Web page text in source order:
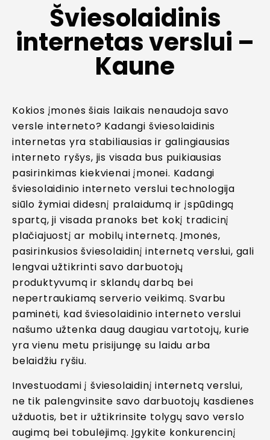
Šviesolaidinis
internetas verslui –
Kaune
Kokios įmonės šiais laikais nenaudoja savo
versle interneto? Kadangi šviesolaidinis
internetas yra stabiliausias ir galingiausias
interneto ryšys, jis visada bus puikiausias
pasirinkimas kiekvienai įmonei. Kadangi
šviesolaidinio interneto verslui technologija
siūlo žymiai didesnį pralaidumą ir įspūdingą
spartą, ji visada pranoks bet kokį tradicinį
plačiajuostį ar mobilų internetą. Įmonės,
pasirinkusios šviesolaidinį internetą verslui, gali
lengvai užtikrinti savo darbuotojų
produktyvumą ir sklandų darbą bei
nepertraukiamą serverio veikimą. Svarbu
paminėti, kad šviesolaidinio interneto verslui
našumo užtenka daug daugiau vartotojų, kurie
yra vienu metu prisijungę su laidu arba
belaidžiu ryšiu.
Investuodami į šviesolaidinį internetą verslui,
ne tik palengvinsite savo darbuotojų kasdienes
užduotis, bet ir užtikrinsite tolygų savo verslo
augimą bei tobulėjimą. Įgykite konkurencinį